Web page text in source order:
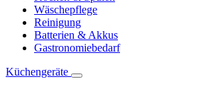
Wäschepflege
Reinigung
Batterien & Akkus
Gastronomiebedarf
Küchengeräte